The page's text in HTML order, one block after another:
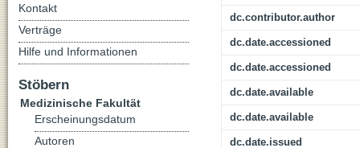
dc.contributor.author
dc.date.accessioned
dc.date.accessioned
dc.date.available
dc.date.available
dc.date.issued
Kontakt
Verträge
Hilfe und Informationen
Stöbern
Medizinische Fakultät
Erscheinungsdatum
Autoren